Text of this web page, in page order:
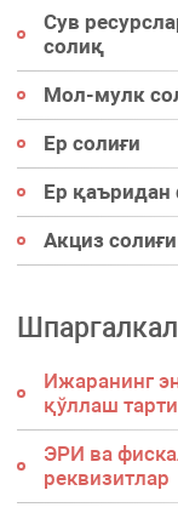
Сув
солиқ
Мол-мулк
Ер солиғи
Ер қаъридан
Акциз солиғи
Ижаранинг
қўллаш
ЭРИ ва
реквизитлар